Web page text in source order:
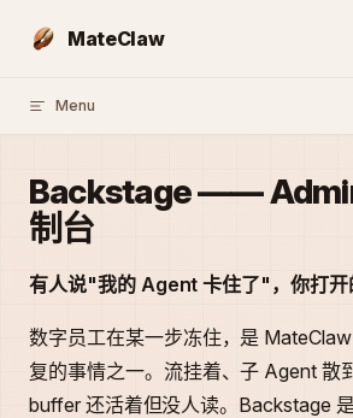
Skip to content
MateClaw
Menu
Backstage ——
制台
有人说"我的 Agent 卡住了"，你打开
数字员工在某一步冻住，是
复的事情之一。流挂着、子 Agent 散
buffer 还活着但没人读。Backstage